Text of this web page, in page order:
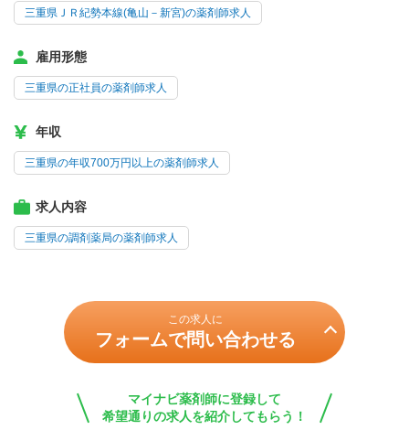
三重県ＪＲ紀勢本線(亀山－新宮)の薬剤師求人
雇用形態
三重県の正社員の薬剤師求人
年収
三重県の年収700万円以上の薬剤師求人
求人内容
三重県の調剤薬局の薬剤師求人
この求人に
フォームで問い合わせる
マイナビ薬剤師に登録して
希望通りの求人を紹介してもらう！